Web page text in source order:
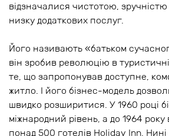
відзначалися чистотою,
низку додаткових послуг.
Його називають «батьком
він зробив революцію в
те, що запропонував доступне,
житло. І його бізнес-модель
швидко розширитися. У 1960 році
міжнародний рівень, а до 1964 року
понад 500 готелів Holiday Inn.